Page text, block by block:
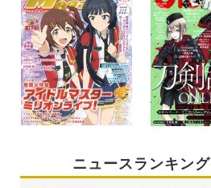
ニュースランキング